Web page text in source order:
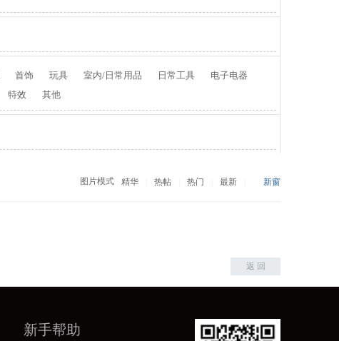
首饰 玩具 室内/日常用品 日常工具
电子电器
特效 其他
新窗
最新
热门
热帖
精华
图片模式
返 回
新手帮助